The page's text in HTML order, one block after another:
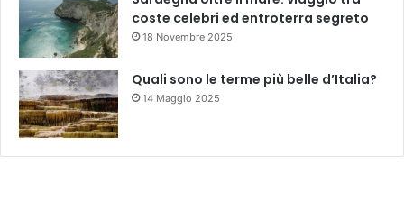
coste celebri ed entroterra segreto
18 Novembre 2025
Quali sono le terme più belle d’Italia?
14 Maggio 2025